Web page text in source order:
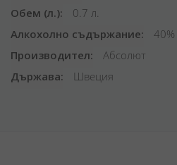
Обем (л.)
0.7 л.
Алкохолно съдържание
40%
Производител
Абсолют
Държава
Швеция